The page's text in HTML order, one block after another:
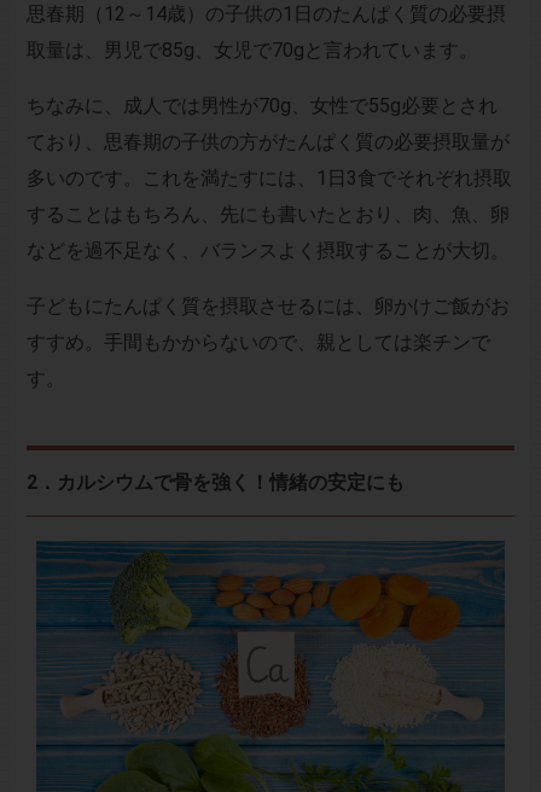
思春期（12～14歳）の子供の1日のたんぱく質の必要摂
取量は、男児で85g、女児で70gと言われています。
ちなみに、成人では男性が70g、女性で55g必要とされ
ており、思春期の子供の方がたんぱく質の必要摂取量が
多いのです。これを満たすには、1日3食でそれぞれ摂取
することはもちろん、先にも書いたとおり、肉、魚、卵
などを過不足なく、バランスよく摂取することが大切。
子どもにたんぱく質を摂取させるには、卵かけご飯がお
すすめ。手間もかからないので、親としては楽チンで
す。
2．カルシウムで骨を強く！情緒の安定にも